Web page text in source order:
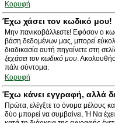
Κορυφή
Έχω χάσει τον κωδικό μου!
Μην πανικοβάλλεστε! Εφόσον ο
βάση δεδομένων μας, μπορεί
διαδικασία αυτή πηγαίνετε στη
ξεχάσει τον κωδικό μου.
πάλι σύντομα.
Κορυφή
Έχω κάνει εγγραφή, αλλά
Πρώτα, ελέγξτε το όνομα μέλους
δύο μπορεί να συμβαίνει. Ή Να